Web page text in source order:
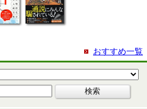
おすすめ一覧